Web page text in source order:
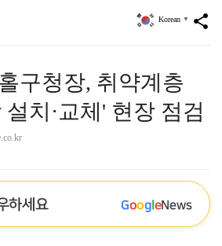
share
Korean ▼
구청장, 취약계층
치·교체' 현장 점검
하세요 GoogleNews